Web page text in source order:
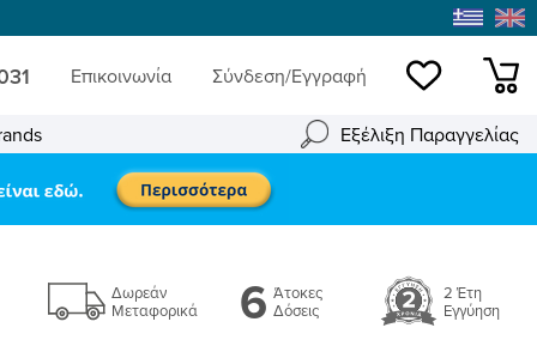
Επικοινωνία Σύνδεση/Εγγραφή Wishlist
Εξέλιξη Παραγγελίας
Δωρεάν
Μεταφορικά
6 Άτοκες
Δόσεις
2 Έτη
Εγγύηση